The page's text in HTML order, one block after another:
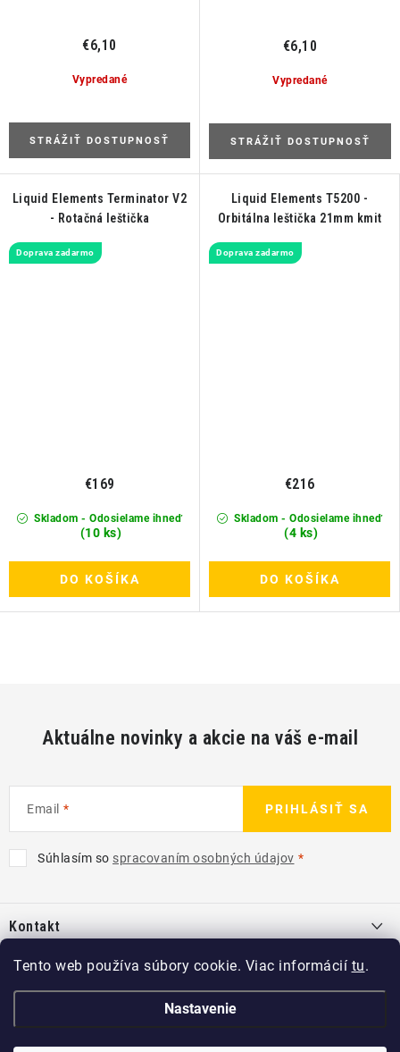
Tento web používa súbory cookie. Viac informácií tu.
Nastavenie
Vypredané
€6,10
STRÁŽIŤ DOSTUPNOSŤ
Vypredané
€6,10
STRÁŽIŤ DOSTUPNOSŤ
Liquid Elements Terminator V2
- Rotačná leštička
Doprava zadarmo
Skladom - Odosielame ihneď
(10 ks)
€169
DO KOŠÍKA
Liquid Elements T5200 -
Orbitálna leštička 21mm kmit
Doprava zadarmo
Skladom - Odosielame ihneď
(4 ks)
€216
DO KOŠÍKA
a
i
e
v
k
y
v
Aktuálne novinky a akcie na váš e-mail
Email
Súhlasím so spracovaním osobných údajov
PRIHLÁSIŤ SA
pKontakt
info@ kcshop.sk
+421 918 725 111
Kategórie